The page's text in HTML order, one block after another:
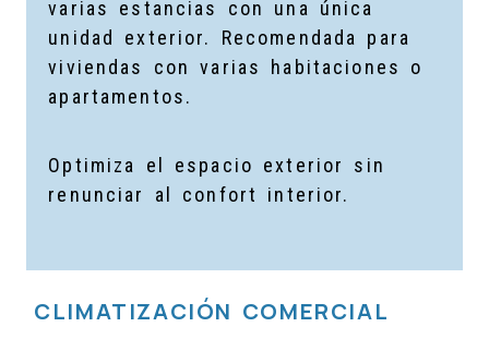
varias estancias con una única
unidad exterior. Recomendada para
viviendas con varias habitaciones o
apartamentos.
Optimiza el espacio exterior sin
renunciar al confort interior.
CLIMATIZACIÓN COMERCIAL